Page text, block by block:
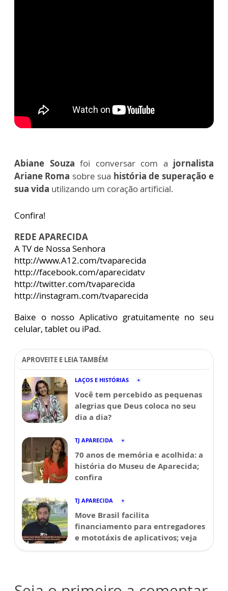
Abiane Souza foi conversar com a jornalista
Ariane Roma sobre sua história de superação e
sua vida utilizando um coração artificial.
Confira!
REDE APARECIDA
A TV de Nossa Senhora
http://www.A12.com/tvaparecida
http://facebook.com/aparecidatv
http://twitter.com/tvaparecida
http://instagram.com/tvaparecida
Baixe o nosso Aplicativo gratuitamente no seu
celular, tablet ou iPad.
APROVEITE E LEIA TAMBÉM
LAÇOS E HISTÓRIAS
Você tem percebido as pequenas
alegrias que Deus coloca no seu
dia a dia?
TJ APARECIDA
70 anos de memória e acolhida: a
história do Museu de Aparecida;
confira
TJ APARECIDA
Move Brasil facilita
financiamento para entregadores
e mototáxis de aplicativos; veja